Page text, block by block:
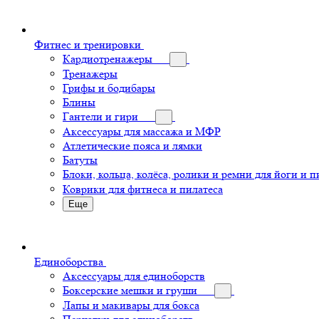
Фитнес и тренировки
Кардиотренажеры
Тренажеры
Грифы и бодибары
Блины
Гантели и гири
Аксессуары для массажа и МФР
Атлетические пояса и лямки
Батуты
Блоки, кольца, колёса, ролики и ремни для йоги и
Коврики для фитнеса и пилатеса
Еще
Единоборства
Аксессуары для единоборств
Боксерские мешки и груши
Лапы и макивары для бокса